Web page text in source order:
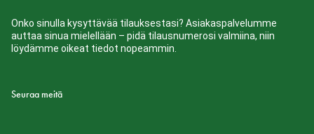
Onko sinulla kysyttävää tilauksestasi? Asiakaspalvelumme
auttaa sinua mielellään – pidä tilausnumerosi valmiina, niin
löydämme oikeat tiedot nopeammin.
Seuraa meitä